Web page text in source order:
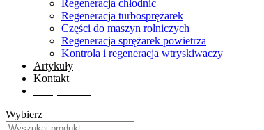
Regeneracja chłodnic
Regeneracja turbosprężarek
Części do maszyn rolniczych
Regeneracja sprężarek powietrza
Kontrola i regeneracja wtryskiwaczy
Artykuły
Kontakt
Wybierz